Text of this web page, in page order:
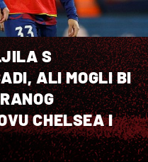
S
ALI MOGLI BI
CHELSEA I